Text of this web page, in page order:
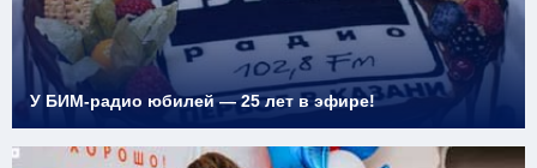
У БИМ-радио юбилей — 25 лет в эфире!